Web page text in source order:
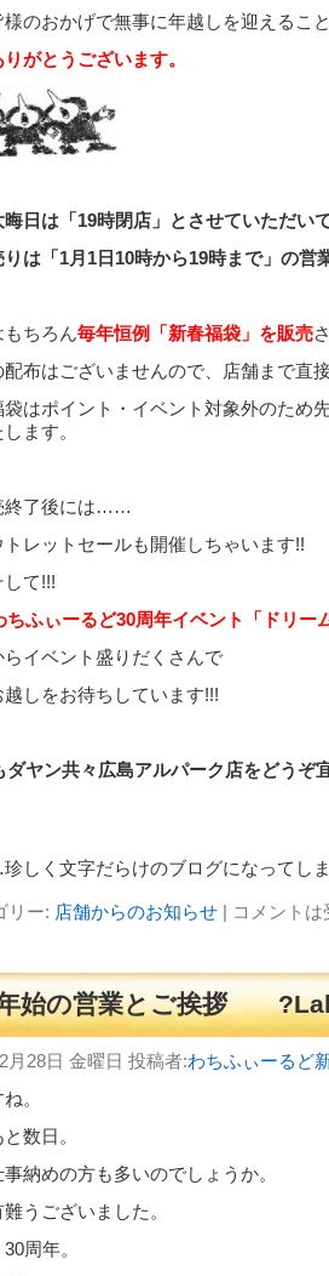
様のおかげで無事に年越しを迎えるこ
がとうございます。
晦日は「19時閉店」とさせていただい
りは「1月1日10時から19時まで」の営
ちろん毎年恒例「新春福袋」を販売
配布はございませんので、店舗まで直
袋はポイント・イベント対象外のため
ます。
終了後には……
トレットセールも開催しちゃいます!!
して!!!
ちふぃーるど30周年イベント「ドリー
らイベント盛りだくさんで
越しをお待ちしています!!!
ダヤン共々広島アルパーク店をどうぞ
しく文字だらけのブログになってし
リー: 店舗からのお知らせ| コメント
始の営業とご挨拶
月28日 金曜日 投稿者:わちふぃーるど
。
数日。
納めの方も多いのでしょうか。
うございました。
周年。